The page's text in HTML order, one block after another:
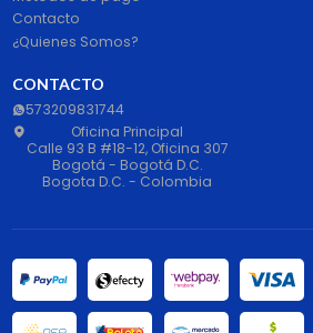
Contacto
¿Quienes Somos?
CONTACTO
573209831744
Oficina Principal
Calle 93 B #18-12, Oficina 307
Bogotá - Bogotá D.C.
Bogota D.C. - Colombia